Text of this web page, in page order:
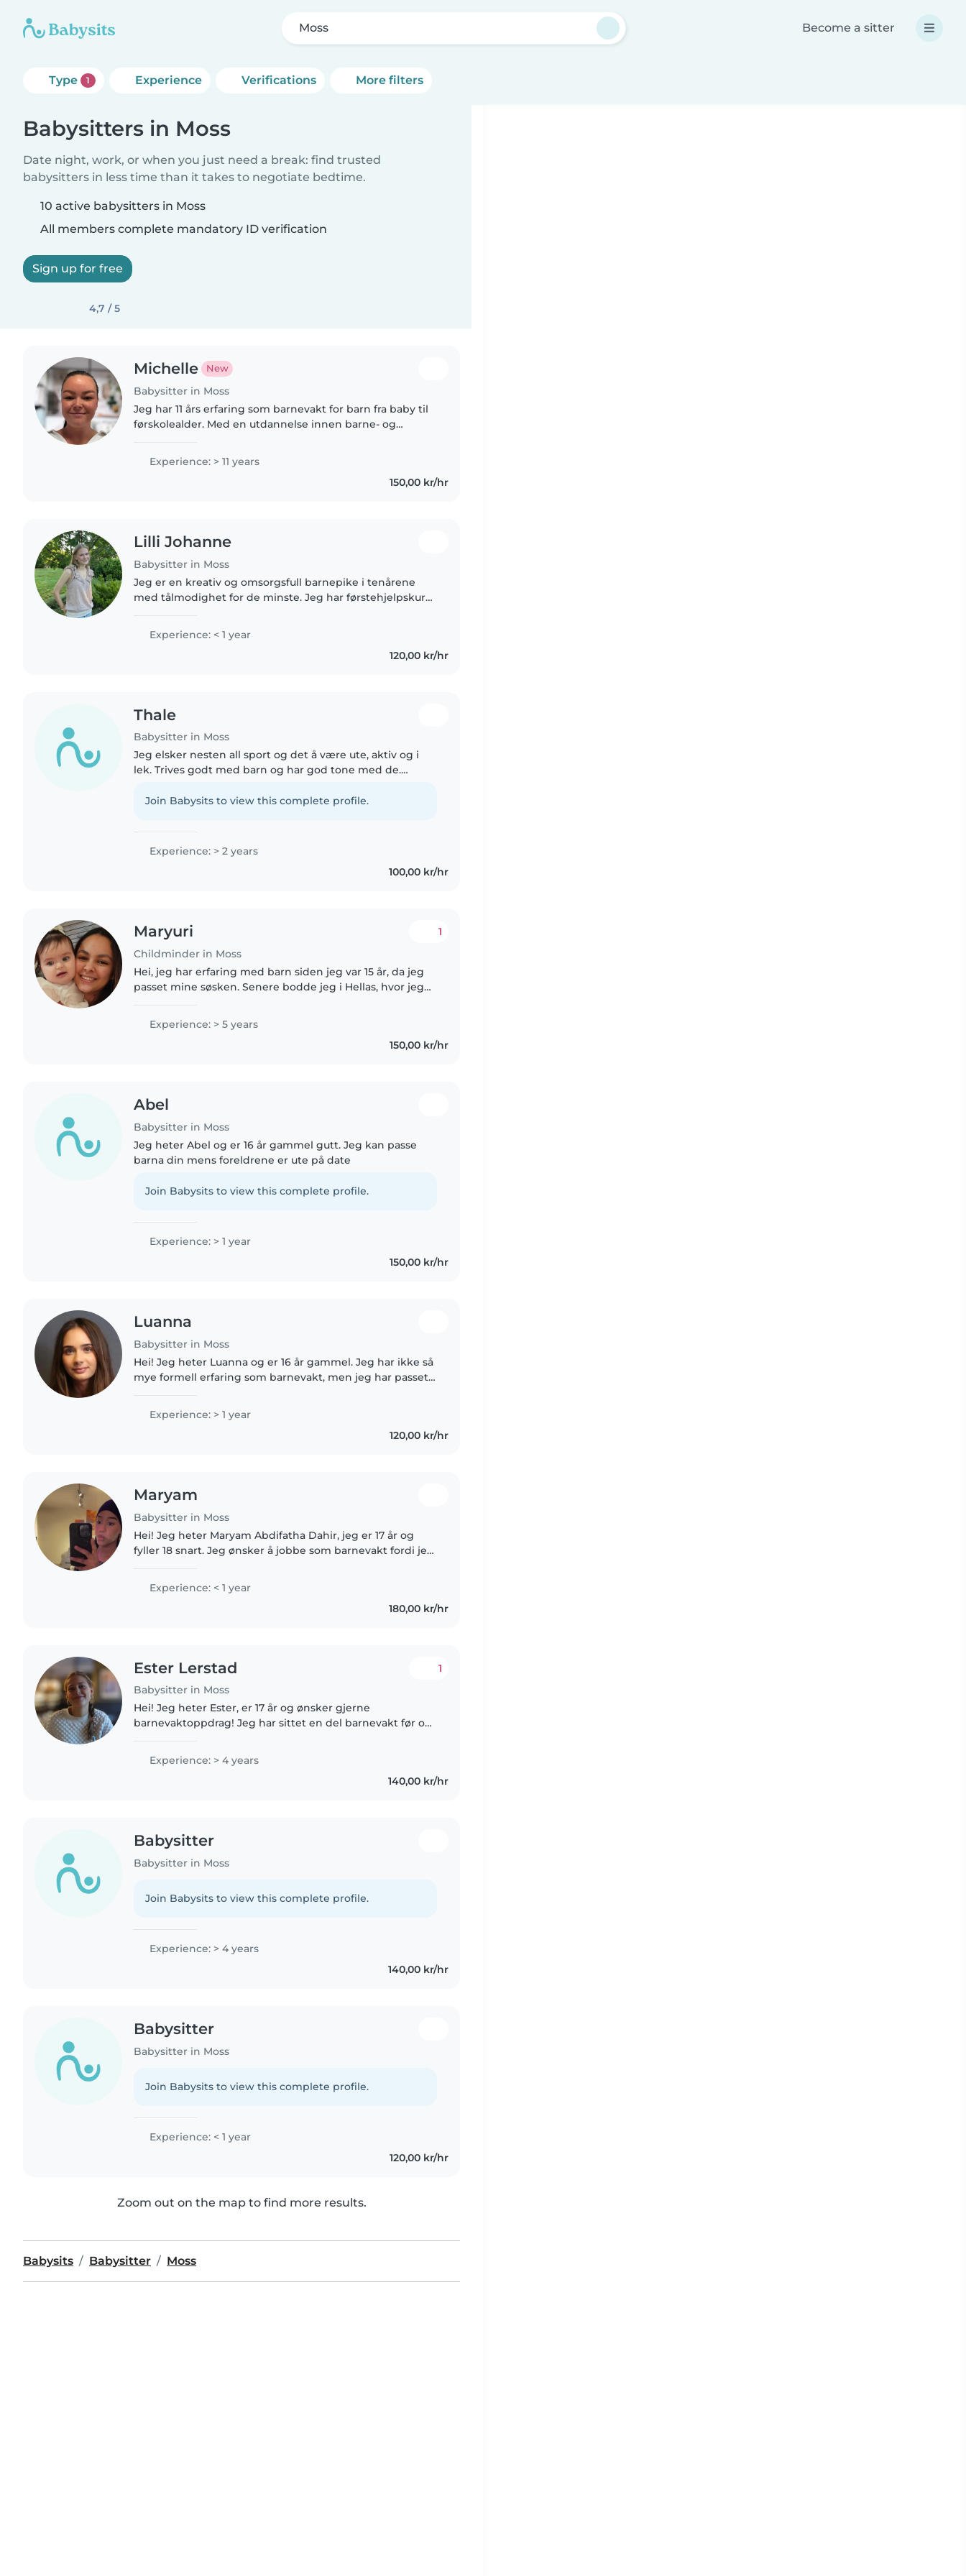
Moss Become a sitter
Type 1 Experience Verifications More filters
Babysitters in Moss
Date night, work, or when you just need a break: find trusted
babysitters in less time than it takes to negotiate bedtime.
10 active babysitters in Moss
All members complete mandatory ID verification
Sign up for free
4,7 / 5
Michelle New
Babysitter in Moss
Jeg har 11 års erfaring som barnevakt for barn fra baby til
førskolealder. Med en utdannelse innen barne- og
med barna. Jeg har..
Experience: > 11 years
150,00 kr/hr
Lilli Johanne
Babysitter in Moss
Jeg er en kreativ og omsorgsfull barnepike i tenårene
med tålmodighet for de minste. Jeg har førstehjelpskurs
Experience: < 1 year
120,00 kr/hr
Thale
Babysitter in Moss
Jeg elsker nesten all sport og det å være ute, aktiv og i
lek. Trives godt med barn og har god tone med de.
selv. Tenkte..
Join Babysits to view this complete profile.
Experience: > 2 years
100,00 kr/hr
Maryuri
Childminder in Moss
1
Hei, jeg har erfaring med barn siden jeg var 15 år, da jeg
passet mine søsken. Senere bodde jeg i Hellas, hvor jeg
lærte dem..
Experience: > 5 years
150,00 kr/hr
Abel
Babysitter in Moss
Jeg heter Abel og er 16 år gammel gutt. Jeg kan passe
barna din mens foreldrene er ute på date
Join Babysits to view this complete profile.
Experience: > 1 year
150,00 kr/hr
Luanna
Babysitter in Moss
Hei! Jeg heter Luanna og er 16 år gammel. Jeg har ikke så
mye formell erfaring som barnevakt, men jeg har passet
å være sammen..
Experience: > 1 year
120,00 kr/hr
Maryam
Babysitter in Moss
Hei! Jeg heter Maryam Abdifatha Dahir, jeg er 17 år og
fyller 18 snart. Jeg ønsker å jobbe som barnevakt fordi jeg
Experience: < 1 year
180,00 kr/hr
Ester Lerstad
Babysitter in Moss
1
Hei! Jeg heter Ester, er 17 år og ønsker gjerne
barnevaktoppdrag! Jeg har sittet en del barnevakt før og
to småbrødre, så jeg..
Experience: > 4 years
140,00 kr/hr
Babysitter
Babysitter in Moss
Join Babysits to view this complete profile.
Experience: > 4 years
140,00 kr/hr
Babysitter
Babysitter in Moss
Join Babysits to view this complete profile.
Experience: < 1 year
120,00 kr/hr
Zoom out on the map to find more results.
Babysits Babysitter Moss